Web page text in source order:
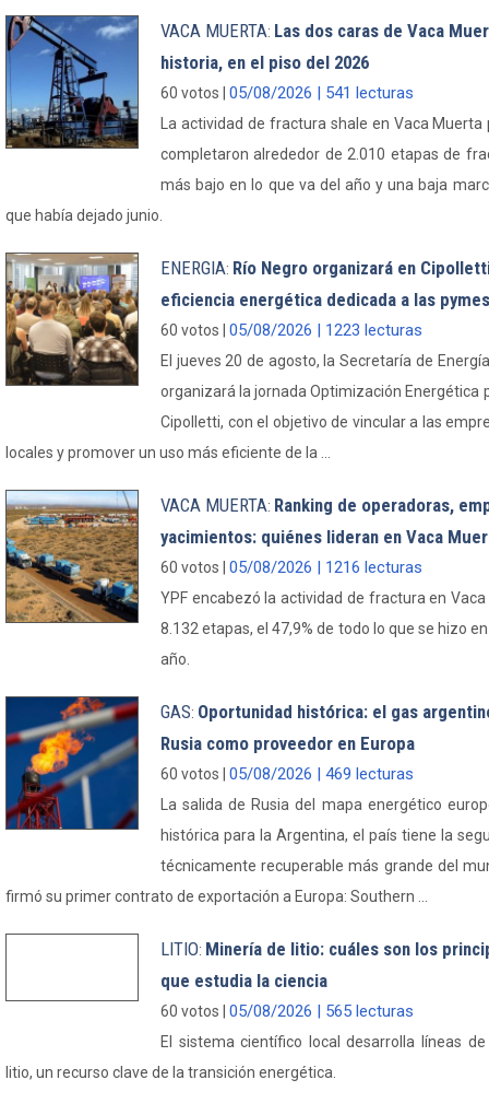
VACA MUERTA: Las dos caras de Vaca
historia, en el piso del 2026
60 votos | 05/08/2026 | 541 lecturas
La actividad de fractura shale en Vaca
completaron alrededor de 2.010 etapas de
más bajo en lo que va del año y una baja
que había dejado junio.
ENERGIA: Río Negro organizará en
eficiencia energética dedicada a las pymes
60 votos | 05/08/2026 | 1223 lecturas
El jueves 20 de agosto, la Secretaría de
organizará la jornada Optimización Energética
Cipolletti, con el objetivo de vincular a las
locales y promover un uso más eficiente de la ...
VACA MUERTA: Ranking de operadoras,
yacimientos: quiénes lideran en Vaca
60 votos | 05/08/2026 | 1216 lecturas
YPF encabezó la actividad de fractura en
8.132 etapas, el 47,9% de todo lo que se hizo
año.
GAS: Oportunidad histórica: el gas
Rusia como proveedor en Europa
60 votos | 05/08/2026 | 469 lecturas
La salida de Rusia del mapa energético
histórica para la Argentina, el país tiene la
técnicamente recuperable más grande del
firmó su primer contrato de exportación a Europa: Southern ...
LITIO: Minería de litio: cuáles son los
que estudia la ciencia
60 votos | 05/08/2026 | 565 lecturas
El sistema científico local desarrolla líneas
litio, un recurso clave de la transición energética.